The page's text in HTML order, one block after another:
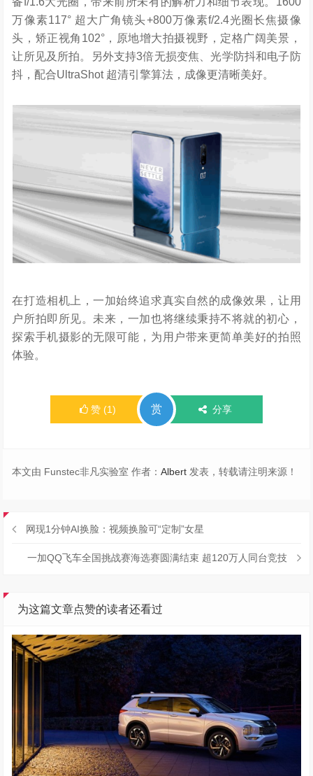
万像素117° 超大广角镜头+800万像素f/2.4光圈长焦摄像
头，矫正视角102°，原地增大拍摄视野，定格广阔美景，
让所见及所拍。另外支持3倍无损变焦、光学防抖和电子防
抖，配合UltraShot 超清引擎算法，成像更清晰美好。
在打造相机上，一加始终追求真实自然的成像效果，让用
户所拍即所见。未来，一加也将继续秉持不将就的初心，
探索手机摄影的无限可能，为用户带来更简单美好的拍照
体验。
赞 (1) 赏 分享
本文由 Funstec非凡实验室 作者：Albert 发表，转载请注明来源！
网现1分钟AI换脸：视频换脸可“定制”女星
一加QQ飞车全国挑战赛海选赛圆满结束 超120万人同台竞技
为这篇文章点赞的读者还看过